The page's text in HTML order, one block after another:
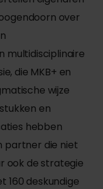
over
multidisciplinaire
die MKB+ en
wijze
en
hebben
partner die niet
ook de strategie
160 deskundige